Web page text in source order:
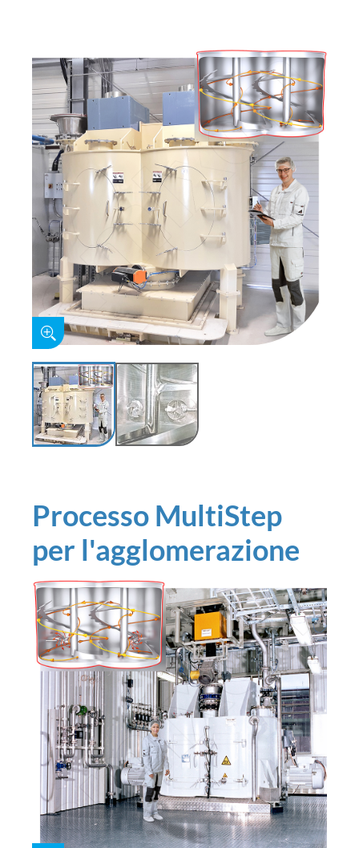
Processo MultiStep
per l'agglomerazione